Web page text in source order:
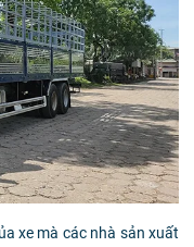
xe mà các nhà sản xuất